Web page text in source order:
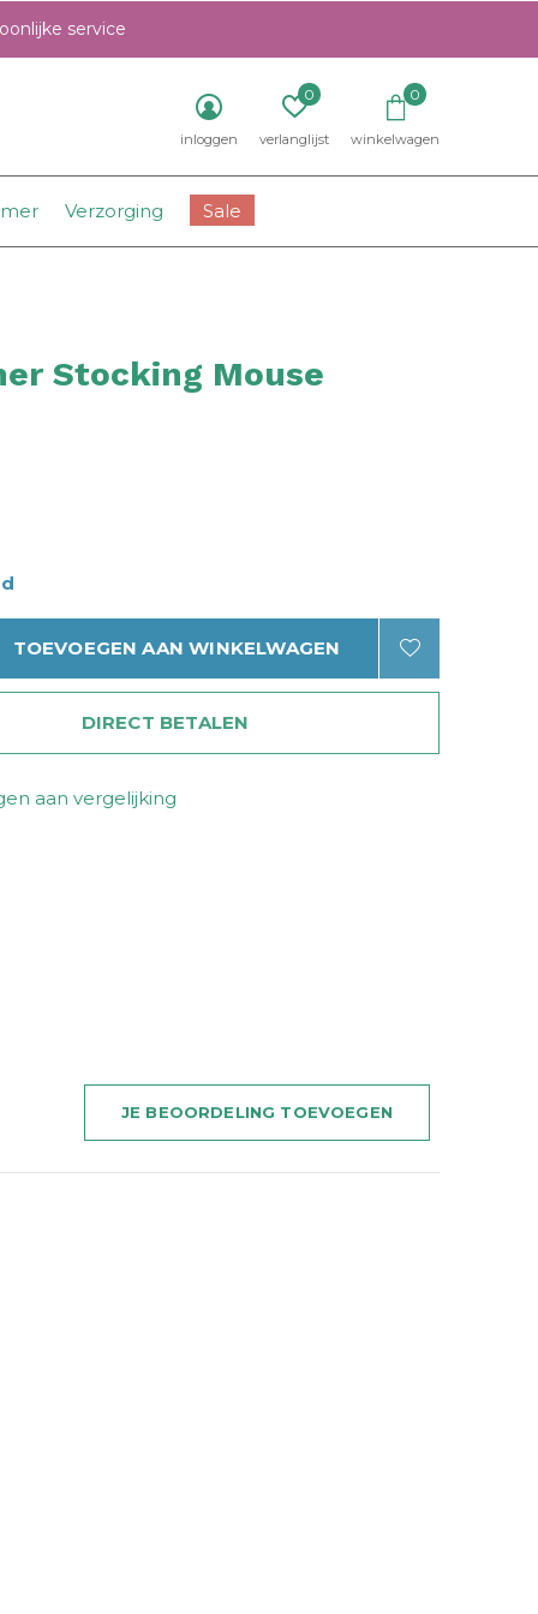
Verzorging Sale
inloggen verlanglijst
0
winkelwagen
0
service
Stocking Mouse
TOEVOEGEN AAN WINKELWAGEN
DIRECT BETALEN
aan vergelijking
JE BEOORDELING TOEVOEGEN